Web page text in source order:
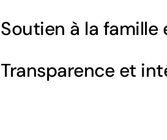
Soutien à la famille
Transparence et